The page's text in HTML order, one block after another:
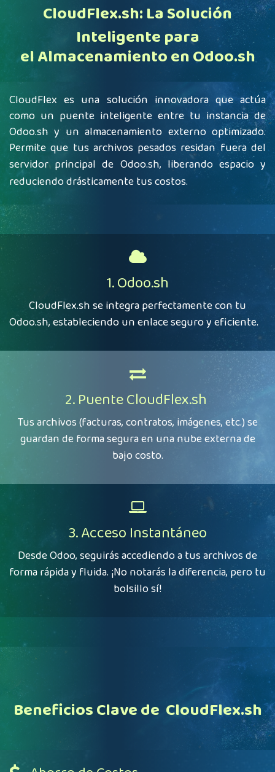
CloudFlex.sh:La Solución
Inteligente para
el Almacenamiento en Odoo.sh
CloudFlex es una solución innovadora que actúa
como un puente inteligente entre tu instancia de
Odoo.sh y un almacenamiento externo optimizado.
Permite que tus archivos pesados residan fuera del
servidor principal de Odoo.sh, liberando espacio y
reduciendo drásticamente tus costos.
1. Odoo.sh
CloudFlex.sh se integra perfectamente con tu
Odoo.sh, estableciendo un enlace seguro y eficiente.
2. Puente CloudFlex.sh
Tus archivos (facturas, contratos, imágenes, etc.) se
guardan de forma segura en una nube externa de
bajo costo.
3. Acceso Instantáneo
Desde Odoo, seguirás accediendo a tus archivos de
forma rápida y fluida. ¡No notarás la diferencia, pero tu
bolsillo sí!
Beneficios Clave de CloudFlex.sh